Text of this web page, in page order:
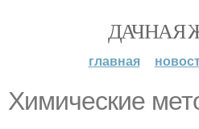
ДАЧНАЯ
главная
Химические